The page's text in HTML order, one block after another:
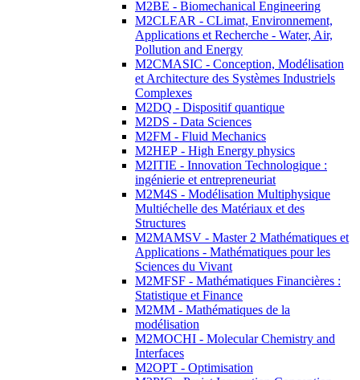
M2BE - Biomechanical Engineering
M2CLEAR - CLimat, Environnement,
Applications et Recherche - Water, Air,
Pollution and Energy
M2CMASIC - Conception, Modélisation
et Architecture des Systèmes Industriels
Complexes
M2DQ - Dispositif quantique
M2DS - Data Sciences
M2FM - Fluid Mechanics
M2HEP - High Energy physics
M2ITIE - Innovation Technologique :
ingénierie et entrepreneuriat
M2M4S - Modélisation Multiphysique
Multiéchelle des Matériaux et des
Structures
M2MAMSV - Master 2 Mathématiques et
Applications - Mathématiques pour les
Sciences du Vivant
M2MFSF - Mathématiques Financières :
Statistique et Finance
M2MM - Mathématiques de la
modélisation
M2MOCHI - Molecular Chemistry and
Interfaces
M2OPT - Optimisation